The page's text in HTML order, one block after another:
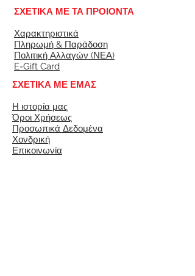
ΣΧΕΤΙΚΑ ΜΕ ΤΑ ΠΡΟΙΟΝΤΑ
Χαρακτηριστικά
Πληρωμή & Παράδοση
Πολιτική Αλλαγών (ΝΕΑ)
E-Gift Card
ΣΧΕΤΙΚΑ ΜΕ ΕΜΑΣ
Η ιστορία μας
Όροι Χρήσεως
Προσωπικά Δεδομένα
Χονδρική
Επικοινωνία